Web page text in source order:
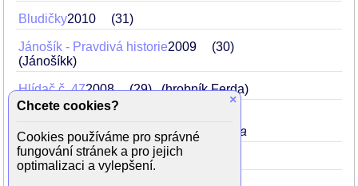
Bludičky2010 31
Jánošík - Pravdivá historie2009
30
(Jánošíkk)
Hlídač č. 472008 29 (hrobník Ferda)
(Dominik)
vychází z koupelny bez trička
Náves2006 27 v 8. díle
×
Chcete cookies?
Cookies používáme pro správné
fungování stránek a pro jejich
optimalizaci a vylepšení.